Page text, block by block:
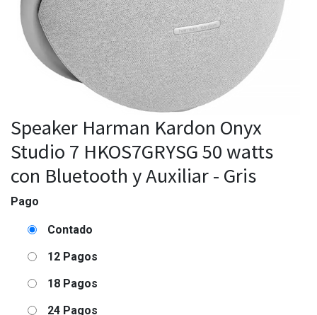
Speaker Harman Kardon Onyx
Studio 7 HKOS7GRYSG 50 watts
con Bluetooth y Auxiliar - Gris
Pago
Contado
12 Pagos
18 Pagos
24 Pagos